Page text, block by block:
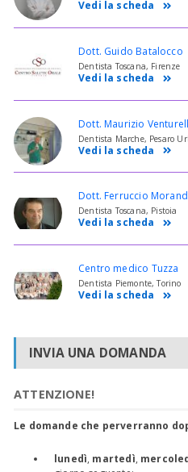
Vedi la scheda
Dott. Guido Batalocco
Dentista Toscana, Firenze
Vedi la scheda
Dott. Maurizio
Dentista Marche, Pesaro
Vedi la scheda
Dott. Ferruccio
Dentista Toscana, Pistoia
Vedi la scheda
Centro medico Tuzza
Dentista Piemonte, Torino
Vedi la scheda
INVIA UNA DOMANDA
ATTENZIONE!
Le domande che perverranno
lunedì, martedì,